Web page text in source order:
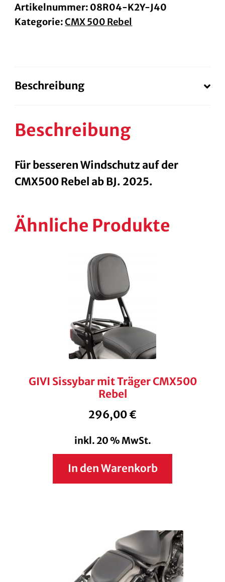
ab
BJ.25
Artikelnummer: 08R04-K2Y-J40
Kategorie:CMX 500 Rebel
Beschreibung
Beschreibung
Für besseren Windschutz auf der
CMX500 Rebel ab BJ. 2025.
Ähnliche Produkte
GIVI Sissybar mit Träger CMX500
Rebel
296,00€
inkl. 20 % MwSt.
In den Warenkorb